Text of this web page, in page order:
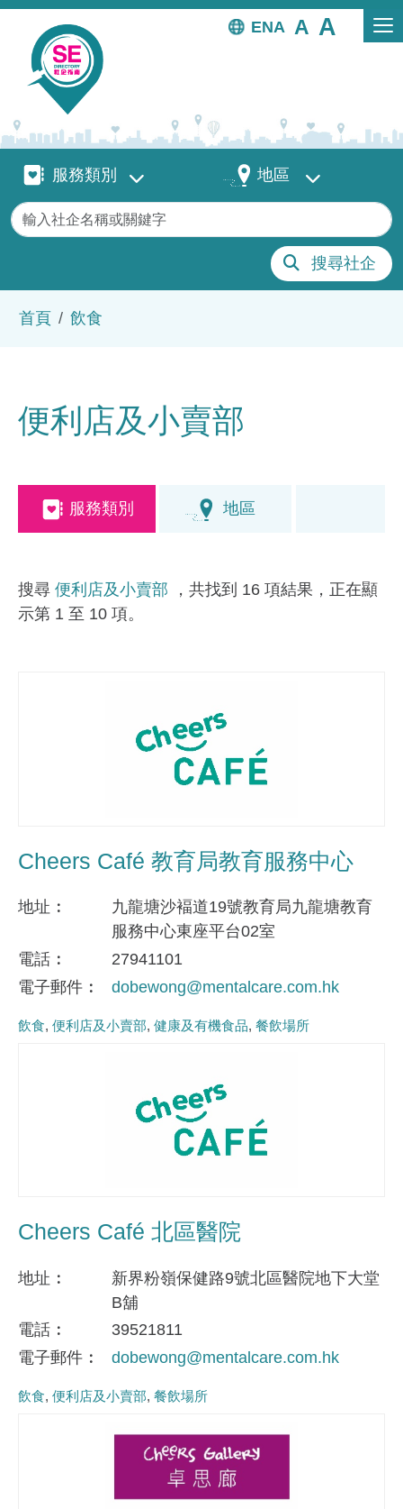
移至主內容
EN
服務類別服務類別 地區 地區
關鍵字
搜尋社企
首頁 飲食
便利店及小賣部
服務類別 地區
搜尋 便利店及小賣部
，共找到 16 項結果，正在顯
示第 1 至 10 項。
Cheers Café 教育局教育服務中心
地址
九龍塘沙褔道19號教育局九龍塘教育
服務中心東座平台02室
電話
27941101
電子郵件
dobewong@mentalcare.com.hk
飲食 便利店及小賣部 健康及有機食品 餐飲場所
Cheers Café 北區醫院
地址
新界粉嶺保健路9號北區醫院地下大堂
B舖
電話
39521811
電子郵件
dobewong@mentalcare.com.hk
飲食 便利店及小賣部 餐飲場所